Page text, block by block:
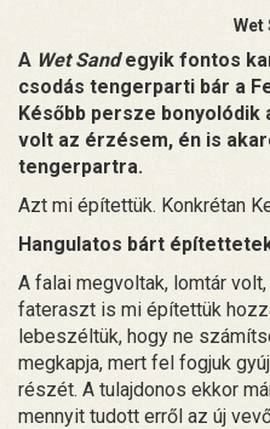
Wet
A Wet Sandegyik fontos
csodás tengerparti bár a
Később persze bonyolódik
volt az érzésem, én is
tengerpartra.
Azt mi építettük. Konkrétan
Hangulatos bárt
A falai megvoltak, lomtár
fateraszt is mi építettük
lebeszéltük, hogy ne
megkapja, mert fel fogjuk
részét. A tulajdonos ekkor
mennyit tudott erről az új